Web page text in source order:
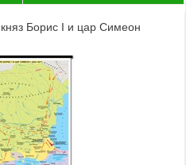
Борис I и цар Симеон